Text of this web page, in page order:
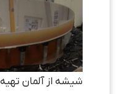
شیشه از آلمان